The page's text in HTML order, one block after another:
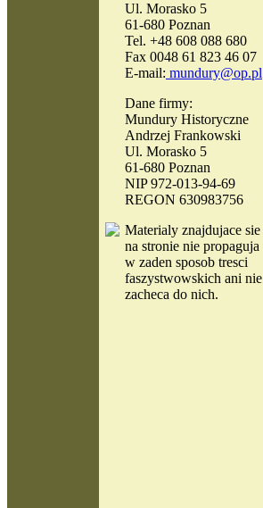
Ul. Morasko 5
61-680 Poznan
Tel. +48 608 088 680
Fax 0048 61 823 46 07
E-mail: mundury@op.pl
Dane firmy:
Mundury Historyczne
Andrzej Frankowski
Ul. Morasko 5
61-680 Poznan
NIP 972-013-94-69
REGON 630983756
Materialy znajdujace sie
na stronie nie propaguja
w zaden sposob tresci
faszystwowskich ani nie
zacheca do nich.